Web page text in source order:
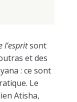
l’espritsont
et des
: ce sont
Le
Atisha,